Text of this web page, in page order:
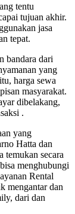
tentu
tujuan akhir.
jasa
tepat.
bandara dari
yang
harga sewa
masyarakat.
dibelakang,
.
yang
Hatta dan
temukan secara
menghubungi
Rental
mengantar dan
dari dan